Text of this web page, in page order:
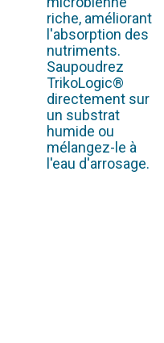
riche, améliorant
l'absorption des
nutriments.
Saupoudrez
TrikoLogic®
directement sur
un substrat
humide ou
mélangez-le à
l'eau d'arrosage.